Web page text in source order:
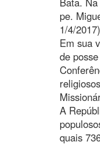
pe.
1/4/
Em sua
de
A
quais